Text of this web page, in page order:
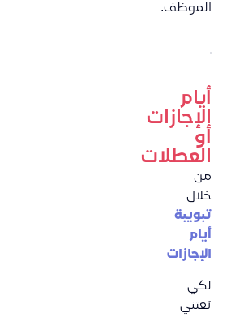
الموظف.
أيام
الإجازات
أو
العطلات
من
خلال
تبويبة
أيام
الإجازات
لكي
تعتني